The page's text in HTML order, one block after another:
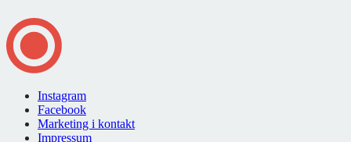
Instagram
Facebook
Marketing i kontakt
Impressum